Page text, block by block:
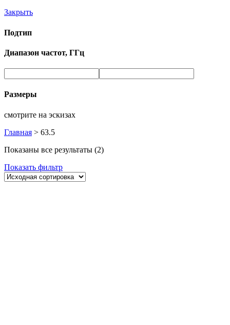
Закрыть
Подтип
Диапазон частот, ГГц
Размеры
смотрите на эскизах
Главная > 63.5
Показаны все результаты (2)
Показать фильтр